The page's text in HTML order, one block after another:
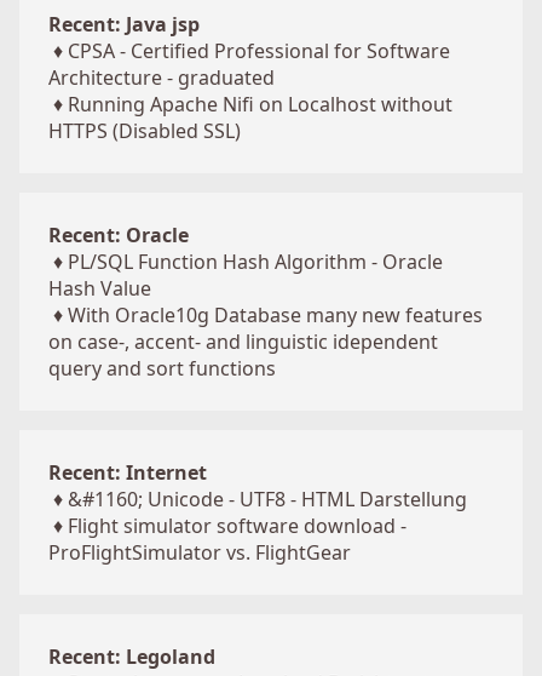
Recent: Java jsp
♦ CPSA - Certified Professional for Software
Architecture - graduated
♦ Running Apache Nifi on Localhost without
HTTPS (Disabled SSL)
Recent: Oracle
♦ PL/SQL Function Hash Algorithm - Oracle
Hash Value
♦With Oracle10g Database many new features
on case-, accent- and linguistic idependent
query and sort functions
Recent: Internet
♦ &#1160; Unicode - UTF8 - HTML Darstellung
♦ Flight simulator software download -
ProFlightSimulator vs. FlightGear
Recent: Legoland